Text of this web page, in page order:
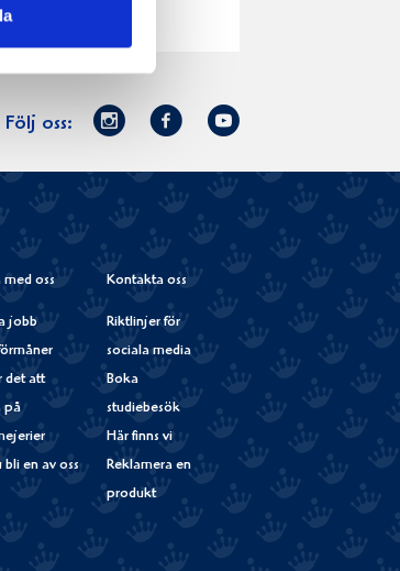
mer
Följ oss:
Norrmejerier
Instagram
Facebook
Youtube
med oss
jobb
det att
på
bli en av oss
Kontakta oss
Riktlinjer för
sociala media
Boka
studiebesök
Här finns vi
Reklamera en
produkt